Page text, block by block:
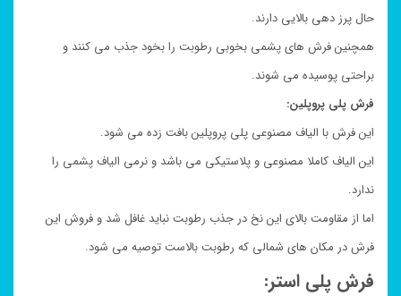
حال پرز دهی بالایی دارند.
همچنین فرش های پشمی بخوبی رطوبت را بخود جذب می کنند و
براحتی پوسیده می شوند.
فرش پلی پروپلین:
این فرش با الیاف مصنوعی پلی پروپلین بافت زده می شود.
این الیاف کاملا مصنوعی و پلاستیکی می باشد و نرمی الیاف پشمی را
ندارد.
اما از مقاومت بالای این نخ در جذب رطوبت نباید غافل شد و فروش این
فرش در مکان های شمالی که رطوبت بالاست توصیه می شود.
فرش پلی استر: